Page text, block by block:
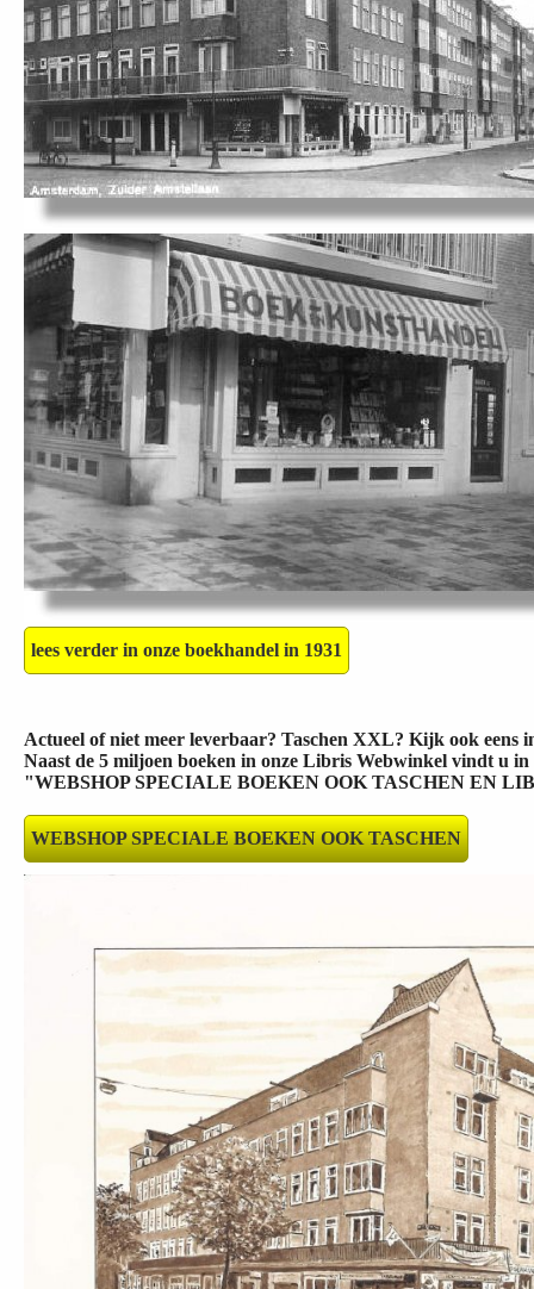
lees verder in onze boekhandel in 1931
Actueel of niet meer leverbaar? Taschen XXL? Kijk ook eens
Naast de 5 miljoen boeken in onze Libris Webwinkel vindt u in
"WEBSHOP SPECIALE BOEKEN OOK TASCHEN EN
WEBSHOP SPECIALE BOEKEN OOK TASCHEN